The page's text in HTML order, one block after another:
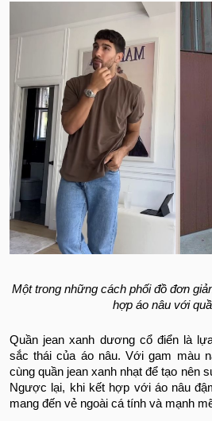
Một trong những cách phối đồ đơn
hợp áo nâu với
Quần jean xanh dương cổ điển là
sắc thái của áo nâu. Với gam màu
cùng quần jean xanh nhạt để tạo nên
Ngược lại, khi kết hợp với áo nâu
mang đến vẻ ngoài cá tính và mạnh